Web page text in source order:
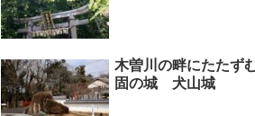
木曽川の畔にたたず
固の城 犬山城